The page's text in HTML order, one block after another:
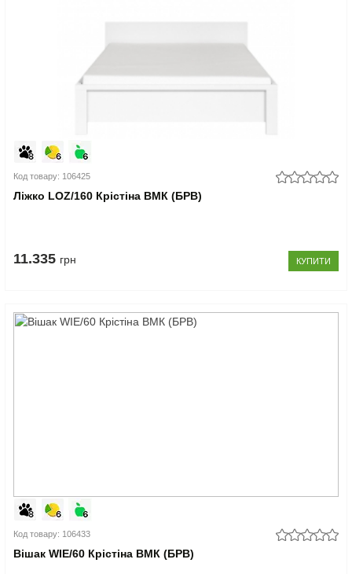
Код товару: 106425
Ліжко LOZ/160 Крістіна ВМК (БРВ)
11.335 грн КУПИТИ
Код товару: 106433
Вішак WIE/60 Крістіна ВМК (БРВ)